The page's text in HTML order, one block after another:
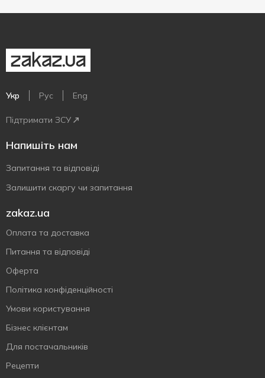
Укр Рус Eng
Підтримати ЗСУ
Напишіть нам
Запитання та відповіді
Залишити скаргу чи запитання
zakaz.ua
Оплата та доставка
Питання та відповіді
Оферта
Політика конфіденційності
Умови користування
Бізнес клієнтам
Для постачальників
Рецепти